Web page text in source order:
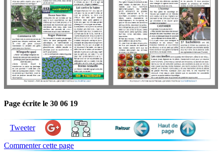
Page écrite le 30 06 19
Tweeter
Commenter cette page